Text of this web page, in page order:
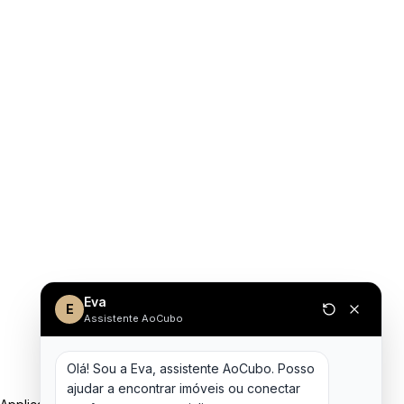
E Eva
Assistente AoCubo
Olá! Sou a Eva, assistente AoCubo. Posso
ajudar a encontrar imóveis ou conectar